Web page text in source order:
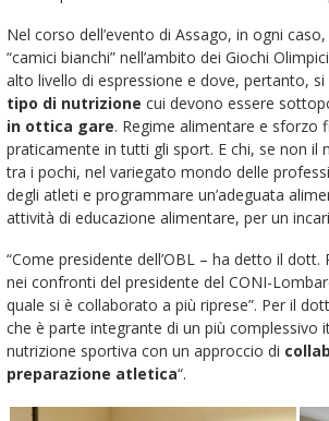
Nel corso dell’evento di Assago, in ogni
“camici bianchi” nell’ambito dei Giochi
alto livello di espressione e dove, pertanto,
tipo di nutrizione cui devono essere
in ottica gare. Regime alimentare e sforzo
praticamente in tutti gli sport. E chi, se non il
tra i pochi, nel variegato mondo delle
degli atleti e programmare un’adeguata
attività di educazione alimentare, per un
“Come presidente dell’OBL – ha detto il
nei confronti del presidente del CONI-
quale si è collaborato a più riprese”. Per il
che è parte integrante di un più complessivo
nutrizione sportiva con un approccio di
preparazione atletica“.